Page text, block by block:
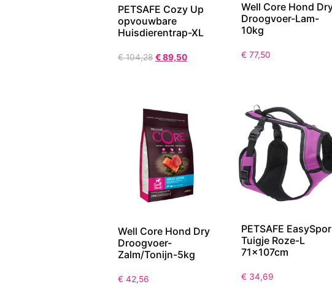
PETSAFE Cozy Up
opvouwbare
Huisdierentrap-XL
€104,28 €89,50
Well Core Hond
Droogvoer-Lam-
10kg
€ 77,50
Well Core Hond Dry
Droogvoer-
Zalm/Tonijn-5kg
€ 42,56
PETSAFE
Tuigje Roze-L
71x107cm
€ 34,69